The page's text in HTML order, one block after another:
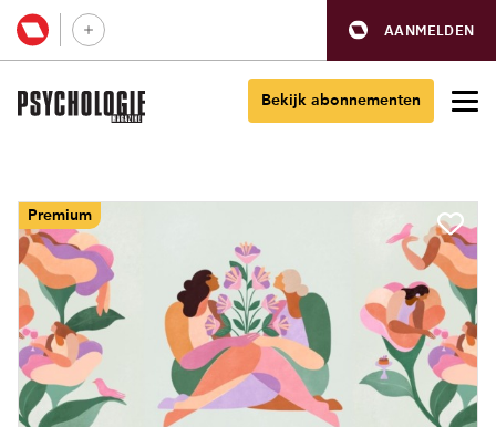
AANMELDEN
Bekijk abonnementen
Premium